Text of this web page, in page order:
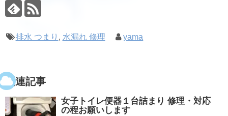
排水 つまり , 水漏れ 修理 yama
関連記事
女子トイレ便器１台詰まり 修理・対応
の程お願いします